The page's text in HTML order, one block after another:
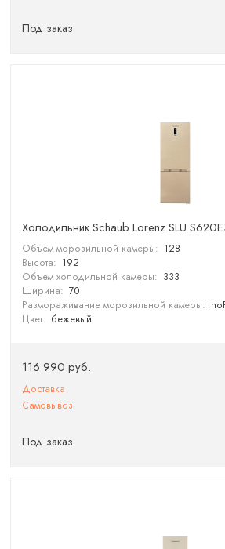
Под заказ
Холодильник Schaub Lorenz SLU
Объем морозильной камеры: 128
Высота: 192
Объем холодильной камеры: 333
Ширина: 70
Размораживание морозильной камеры:
Цвет: бежевый
116 990 руб.
Доставка
Самовывоз
Под заказ